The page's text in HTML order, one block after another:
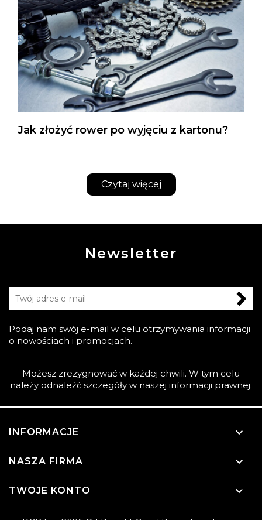
Jak złożyć rower po wyjęciu z kartonu?
Czytaj więcej
Newsletter
Podaj nam swój e-mail w celu otrzymywania informacji
o nowościach i promocjach.
Możesz zrezygnować w każdej chwili. W tym celu
należy odnaleźć szczegóły w naszej informacji prawnej.
INFORMACJE 
NASZA FIRMA 
TWOJE KONTO 